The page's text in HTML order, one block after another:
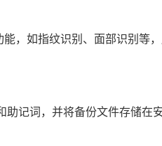
能，如指纹识别、面部识别等
助记词，并将备份文件存储在